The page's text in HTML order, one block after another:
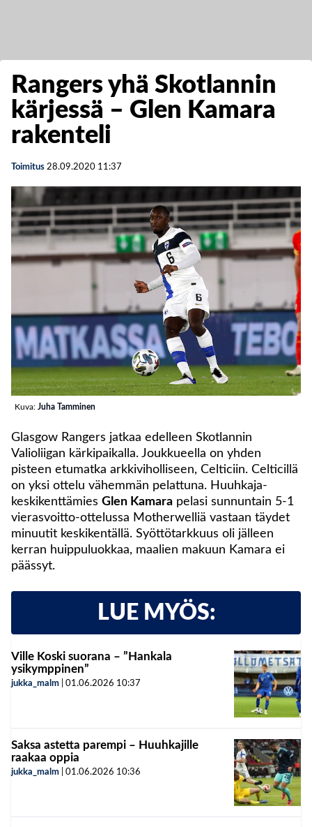
Rangers yhä Skotlannin
kärjessä – Glen Kamara
rakenteli
Toimitus 28.09.2020 11:37
Kuva: Juha Tamminen
Glasgow Rangers jatkaa edelleen Skotlannin
Valioliigan kärkipaikalla. Joukkueella on yhden
pisteen etumatka arkkiviholliseen, Celticiin. Celticillä
on yksi ottelu vähemmän pelattuna. Huuhkaja-
keskikenttämies Glen Kamara pelasi sunnuntain 5-1
vierasvoitto-ottelussa Motherwelliä vastaan täydet
minuutit keskikentällä. Syöttötarkkuus oli jälleen
kerran huippuluokkaa, maalien makuun Kamara ei
päässyt.
LUE MYÖS:
Ville Koski suorana – ”Hankala
ysikymppinen”
jukka_malm 01.06.2026 10:37
Saksa astetta parempi – Huuhkajille
raakaa oppia
jukka_malm 01.06.2026 10:36